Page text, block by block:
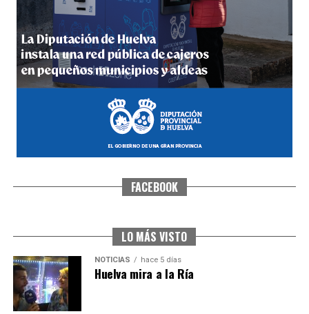
5º DÍA DE LAS FIESTAS COLOMBINAS 2026
hace 6 días·Huelvatv
CUARTA CORRIDA DE LAS FIESTAS COLOMBINAS
FACEBOOK
LO MÁS VISTO
NOTICIAS hace 5 días
Huelva mira a la Ría